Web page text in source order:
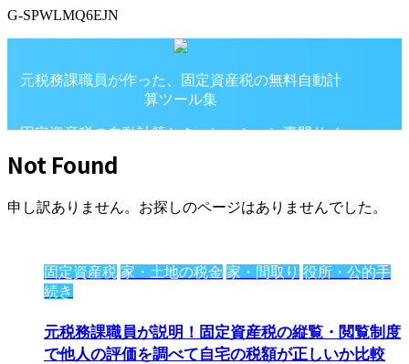
G-SPWLMQ6EJN
元税務課職員が作った、固定資産税の無料自動計
算ツール集
固定資産税の自動計算シミュレーション専門サイ
Not Found
申し訳ありません。お探しのページはありませんでした。
固定資産税 家・土地の税金 家・間取り 役所・公的手
続き
元税務課職員が説明！固定資産税の縦覧・閲覧制度
で他人の評価を調べて自宅の税額が正しいか比較